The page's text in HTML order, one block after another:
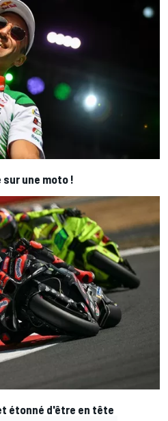
une moto !
étonné d'être en tête